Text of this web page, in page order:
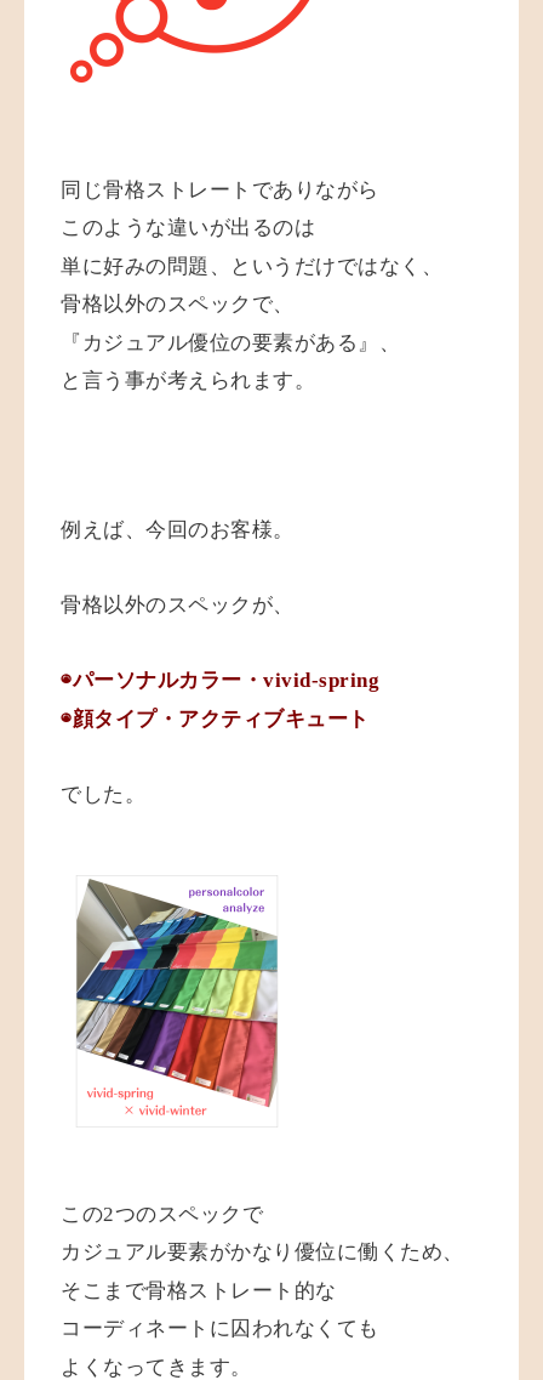
同じ骨格ストレートでありながら
このような違いが出るのは
単に好みの問題、というだけではなく、
骨格以外のスペックで、
『カジュアル優位の要素がある』、
と言う事が考えられます。
例えば、今回のお客様。
骨格以外のスペックが、
◉パーソナルカラー・vivid-spring
◉顔タイプ・アクティブキュート
でした。
この2つのスペックで
カジュアル要素がかなり優位に働くため、
そこまで骨格ストレート的な
コーディネートに囚われなくても
よくなってきます。